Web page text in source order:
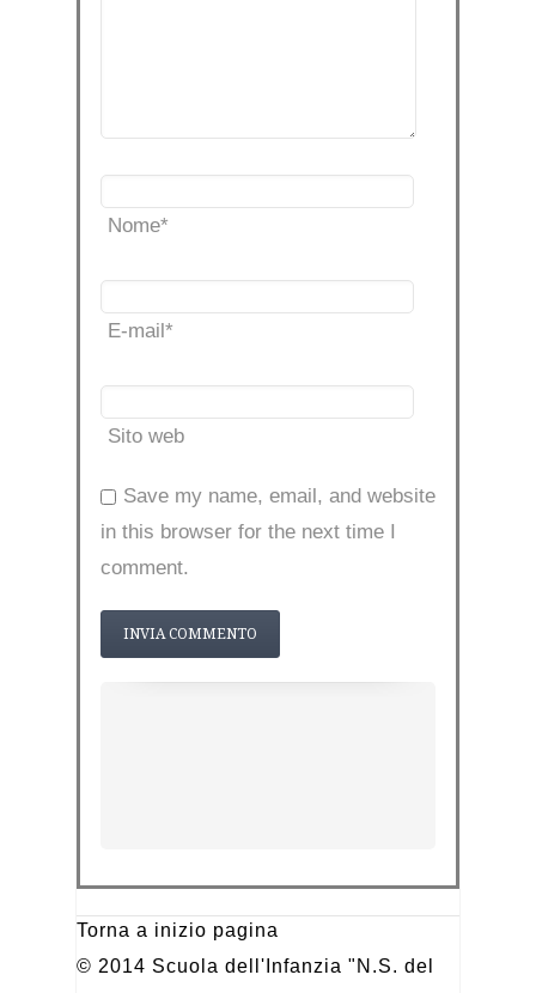
Nome*
E-mail*
Sito web
Save my name, email, and website
in this browser for the next time I
comment.
Torna a inizio pagina
© 2014 Scuola dell'Infanzia "N.S. del